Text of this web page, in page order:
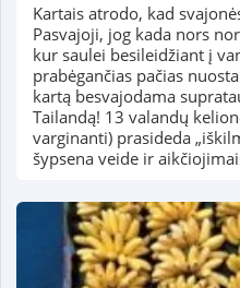
Kartais atrodo, kad
Pasvajoji, jog kada nors
kur saulei besileidžiant į
prabėgančias pačias
kartą besvajodama
Tailandą! 13 valandų
varginanti) prasideda
šypsena veide ir